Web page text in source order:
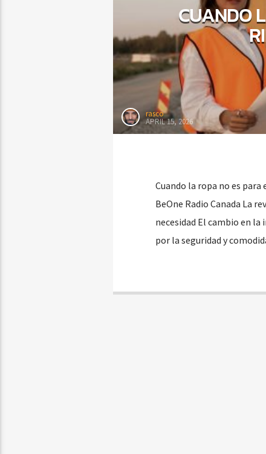
CUANDO
rasco
APRIL 15, 2026
Cuando la ropa no es para
BeOne Radio Canada La
necesidad El cambio en
por la seguridad y